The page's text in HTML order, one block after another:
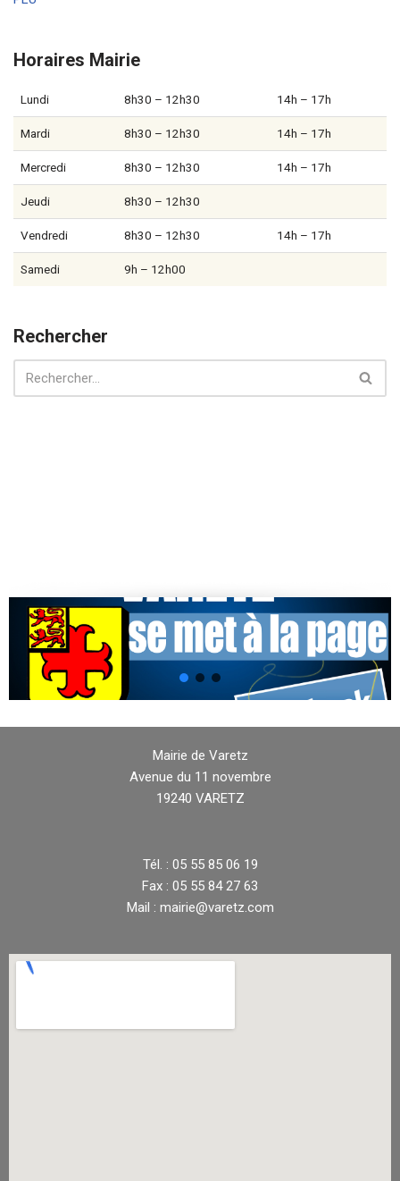
Horaires Mairie
Lundi 8h30 – 12h30 14h – 17h
Mardi 8h30 – 12h30 14h – 17h
Mercredi 8h30 – 12h30 14h – 17h
Jeudi 8h30 – 12h30
Vendredi 8h30 – 12h30 14h – 17h
Samedi 9h – 12h00
Rechercher
Mairie de Varetz
Avenue du 11 novembre
19240 VARETZ
Tél. : 05 55 85 06 19
Fax : 05 55 84 27 63
Mail : mairie@varetz.com